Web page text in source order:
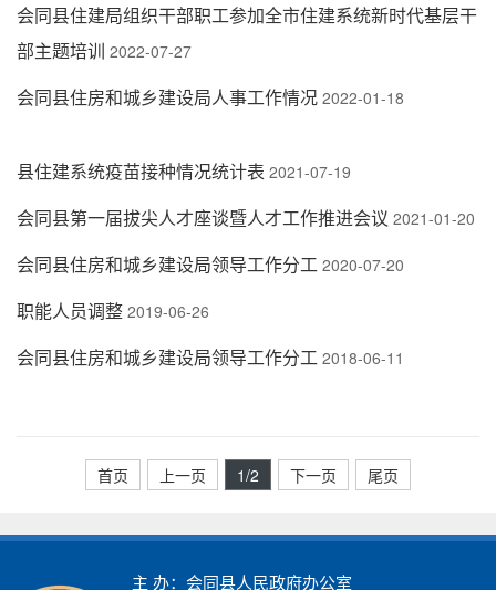
会同县住建局组织干部职工参加全市住建系统新时代基层干
部主题培训 2022-07-27
会同县住房和城乡建设局人事工作情况 2022-01-18
县住建系统疫苗接种情况统计表 2021-07-19
会同县第一届拔尖人才座谈暨人才工作推进会议 2021-01-20
会同县住房和城乡建设局领导工作分工 2020-07-20
职能人员调整 2019-06-26
会同县住房和城乡建设局领导工作分工 2018-06-11
首页 上一页 1/2 下一页 尾页
主 办：会同县人民政府办公室